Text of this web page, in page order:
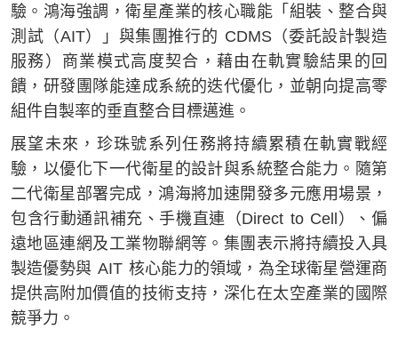
驗。鴻海強調，衛星產業的核心職能「組裝、整合與
測試（AIT）」與集團推行的 CDMS（委託設計製造
服務）商業模式高度契合，藉由在軌實驗結果的回
饋，研發團隊能達成系統的迭代優化，並朝向提高零
組件自製率的垂直整合目標邁進。
展望未來，珍珠號系列任務將持續累積在軌實戰經
驗，以優化下一代衛星的設計與系統整合能力。隨第
二代衛星部署完成，鴻海將加速開發多元應用場景，
包含行動通訊補充、手機直連（Direct to Cell）、偏
遠地區連網及工業物聯網等。集團表示將持續投入具
製造優勢與 AIT 核心能力的領域，為全球衛星營運商
提供高附加價值的技術支持，深化在太空產業的國際
競爭力。